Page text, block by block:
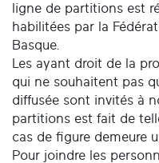
ligne de partitions est
habilitées par la
Basque.
Les ayant droit de la
qui ne souhaitent pas
diffusée sont invités à
partitions est fait de
cas de figure demeure
Pour joindre les